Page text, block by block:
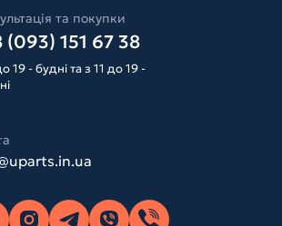
та покупки
(093) 151 67 38
19 - будні та з 11 до 19 -